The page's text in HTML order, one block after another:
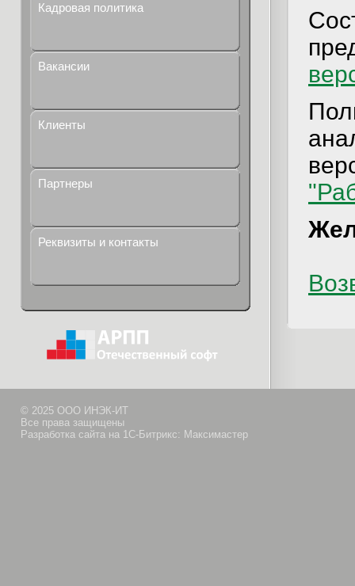
Кадровая политика
Вакансии
Клиенты
Партнеры
Реквизиты и контакты
© 2025 ООО ИНЭК-ИТ
Все права защищены
Разработка сайта на 1С-Битрикс: Максимастер